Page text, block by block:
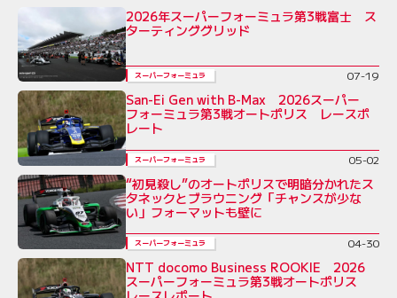
2026年スーパーフォーミュラ第3戦富士 ス
ターティンググリッド
スーパーフォーミュラ 07-19
San-Ei Gen with B-Max 2026スーパー
フォーミュラ第3戦オートポリス レースポ
レート
スーパーフォーミュラ 05-02
“初見殺し”のオートポリスで明暗分かれたス
タネックとブラウニング「チャンスが少な
い」フォーマットも壁に
スーパーフォーミュラ 04-30
NTT docomo Business ROOKIE 2026
スーパーフォーミュラ第3戦オートポリス